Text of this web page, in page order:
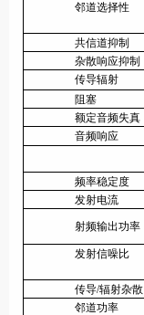
邻道选择性
共信道抑制
杂散响应抑制
传导辐射
阻塞
额定音频失真
音频响应
频率稳定度
发射电流
射频输出功率
发射信噪比
传导/辐射杂散
邻道功率